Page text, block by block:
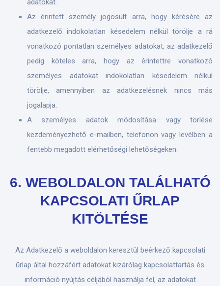
adatokat.
Az érintett személy jogosult arra, hogy kérésére az
adatkezelő indokolatlan késedelem nélkül törölje a rá
vonatkozó pontatlan személyes adatokat, az adatkezelő
pedig köteles arra, hogy az érintettre vonatkozó
személyes adatokat indokolatlan késedelem nélkül
törölje, amennyiben az adatkezelésnek nincs más
jogalapja.
A személyes adatok módosítása vagy törlése
kezdeményezhető e-mailben, telefonon vagy levélben a
fentebb megadott elérhetőségi lehetőségeken.
6. WEBOLDALON TALÁLHATÓ
KAPCSOLATI ŰRLAP
KITÖLTÉSE
Az Adatkezelő a weboldalon keresztül beérkező kapcsolati
űrlap által hozzáfért adatokat kizárólag kapcsolattartás és
információ nyújtás céljából használja fel, az adatokat